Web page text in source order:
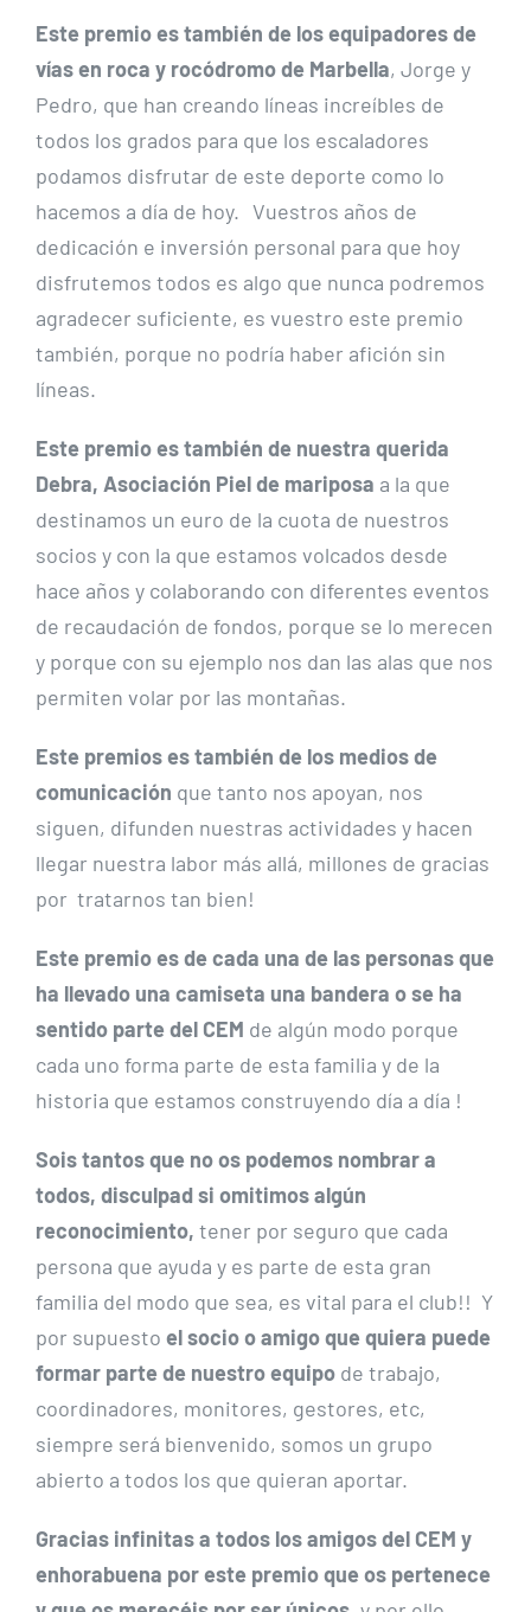
Este premio es también de los equipadores de
vías en roca y rocódromo de Marbella, Jorge y
Pedro, que han creando líneas increíbles de
todos los grados para que los escaladores
podamos disfrutar de este deporte como lo
hacemos a día de hoy. Vuestros años de
dedicación e inversión personal para que hoy
disfrutemos todos es algo que nunca podremos
agradecer suficiente, es vuestro este premio
también, porque no podría haber afición sin
líneas.
Este premio es también de nuestra querida
Debra, Asociación Piel de mariposa a la que
destinamos un euro de la cuota de nuestros
socios y con la que estamos volcados desde
hace años y colaborando con diferentes eventos
de recaudación de fondos, porque se lo merecen
y porque con su ejemplo nos dan las alas que nos
permiten volar por las montañas.
Este premios es también de los medios de
comunicación que tanto nos apoyan, nos
siguen, difunden nuestras actividades y hacen
llegar nuestra labor más allá, millones de gracias
por tratarnos tan bien!
Este premio es de cada una de las personas que
ha llevado una camiseta una bandera o se ha
sentido parte del CEM de algún modo porque
cada uno forma parte de esta familia y de la
historia que estamos construyendo día a día !
Sois tantos que no os podemos nombrar a
todos, disculpad si omitimos algún
reconocimiento, tener por seguro que cada
persona que ayuda y es parte de esta gran
familia del modo que sea, es vital para el club!! Y
por supuesto el socio o amigo que quiera puede
formar parte de nuestro equipo de trabajo,
coordinadores, monitores, gestores, etc,
siempre será bienvenido, somos un grupo
abierto a todos los que quieran aportar.
Gracias infinitas a todos los amigos del CEM y
enhorabuena por este premio que os pertenece